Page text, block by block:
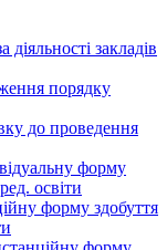
закладів
порядку
до проведення
форму
освіти
форму здобуття